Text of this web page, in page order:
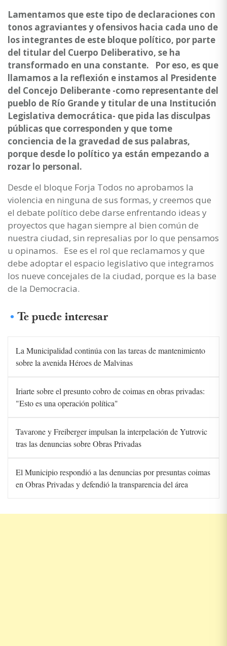
Lamentamos que este tipo de declaraciones con
tonos agraviantes y ofensivos hacia cada uno de
los integrantes de este bloque político, por parte
del titular del Cuerpo Deliberativo, se ha
transformado en una constante. Por eso, es que
llamamos a la reflexión e instamos al Presidente
del Concejo Deliberante -como representante del
pueblo de Río Grande y titular de una Institución
Legislativa democrática- que pida las disculpas
públicas que corresponden y que tome
conciencia de la gravedad de sus palabras,
porque desde lo político ya están empezando a
rozar lo personal.
Desde el bloque Forja Todos no aprobamos la
violencia en ninguna de sus formas, y creemos que
el debate político debe darse enfrentando ideas y
proyectos que hagan siempre al bien común de
nuestra ciudad, sin represalias por lo que pensamos
u opinamos. Ese es el rol que reclamamos y que
debe adoptar el espacio legislativo que integramos
los nueve concejales de la ciudad, porque es la base
de la Democracia.
Te puede interesar
La Municipalidad continúa con las tareas de mantenimiento
sobre la avenida Héroes de Malvinas
Iriarte sobre el presunto cobro de coimas en obras privadas:
"Esto es una operación política"
Tavarone y Freiberger impulsan la interpelación de Yutrovic
tras las denuncias sobre Obras Privadas
El Municipio respondió a las denuncias por presuntas coimas
en Obras Privadas y defendió la transparencia del área